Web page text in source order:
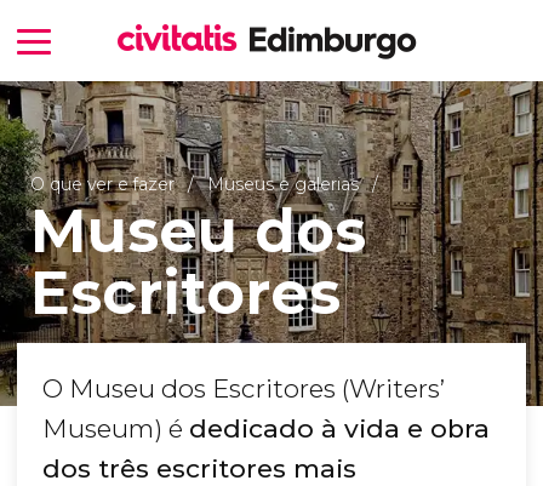
O que ver e fazer Museus e galerias
Museu dos
Escritores
O Museu dos Escritores (Writers’
Museum) é dedicado à vida e obra
dos três escritores mais